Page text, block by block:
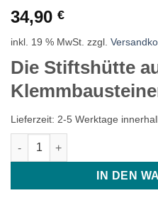
34,90 €
inkl. 19 % MwSt. zzgl.
Die Stiftshütte
Lieferzeit: 2-5 Werktage
Die Stiftshütte aus
IN DEN